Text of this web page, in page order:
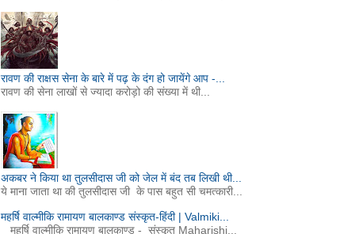
रावण की राक्षस सेना के बारे में पढ़ के दंग हो जायेंगे आप -...
रावण की सेना लाखों से ज्यादा करोड़ो की संख्या में थी...
अकबर ने किया था तुलसीदास जी को जेल में बंद तब लिखी थी...
ये माना जाता था की तुलसीदास जी के पास बहुत सी चमत्कारी...
महर्षि वाल्मीकि रामायण बालकाण्ड संस्कृत-हिंदी | Valmiki...
महर्षि वाल्मीकि रामायण बालकाण्ड - संस्कृत Maharishi...